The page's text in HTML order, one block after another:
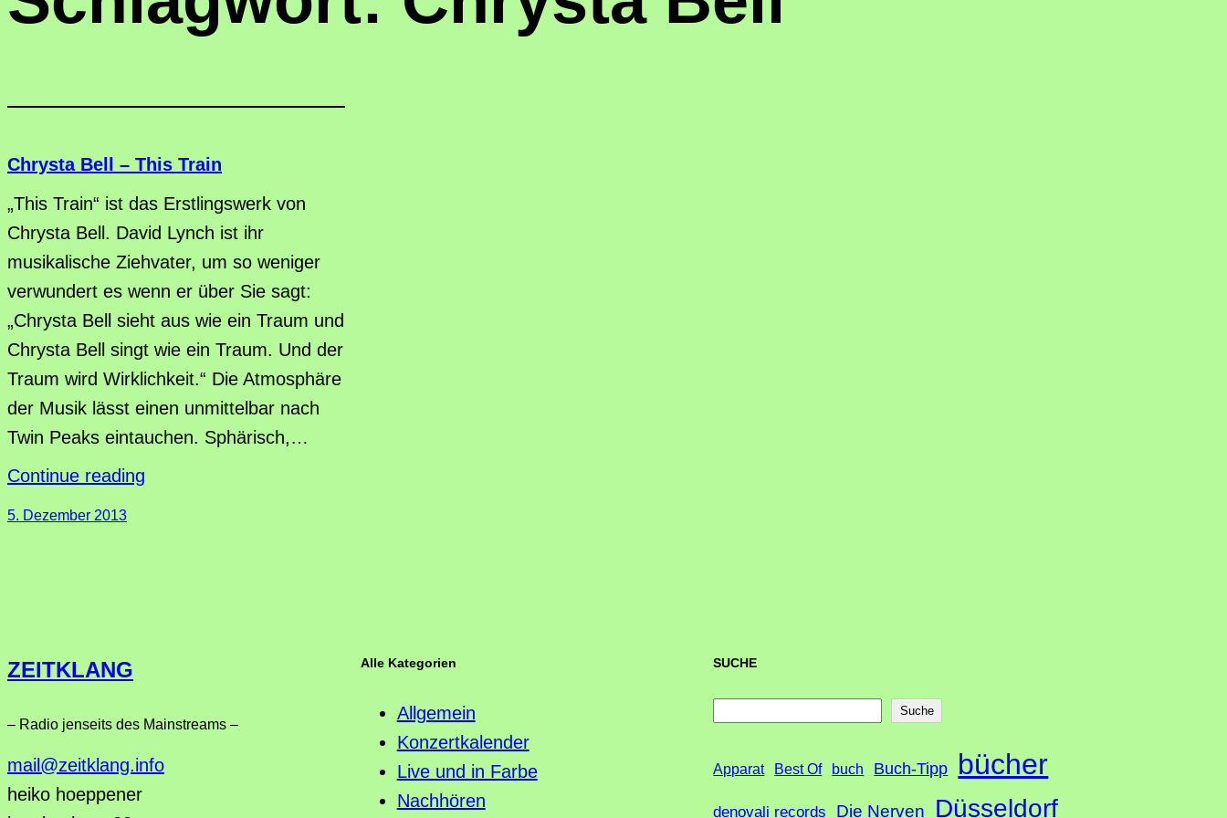
Chrysta Bell – This Train
„This Train“ ist das Erstlingswerk von
Chrysta Bell. David Lynch ist ihr
musikalische Ziehvater, um so weniger
verwundert es wenn er über Sie sagt:
„Chrysta Bell sieht aus wie ein Traum und
Chrysta Bell singt wie ein Traum. Und der
Traum wird Wirklichkeit.“ Die Atmosphäre
der Musik lässt einen unmittelbar nach
Twin Peaks eintauchen. Sphärisch,…
Continue reading
5. Dezember 2013
ZEITKLANG
– Radio jenseits des Mainstreams –
mail@zeitklang.info
heiko hoeppener
Alle Kategorien
Allgemein
Konzertkalender
Live und in Farbe
Nachhören
SUCHE
c
Suche
Apparat Best Of buch Buch-Tipp bücher
denovali records Die Nerven Düsseldorf